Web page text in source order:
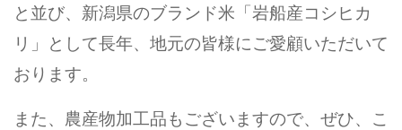
と並び、新潟県のブランド米「岩船産コシヒカ
リ」として長年、地元の皆様にご愛顧いただいて
おります。
また、農産物加工品もございますので、ぜひ、こ